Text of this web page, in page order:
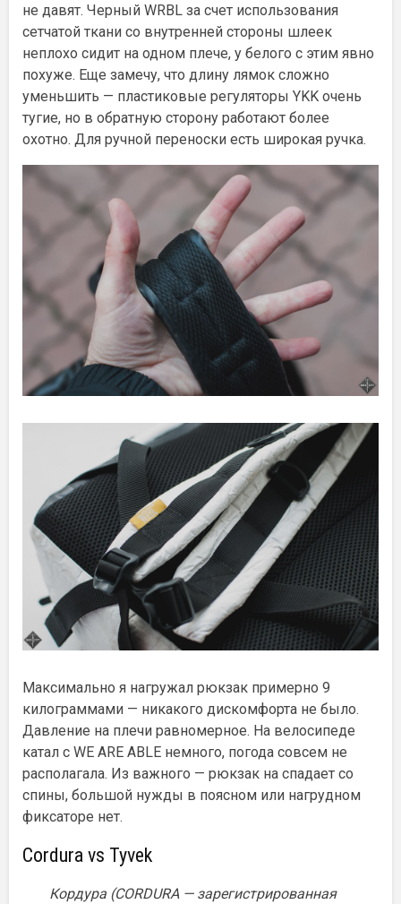
не давят. Черный WRBL за счет использования
сетчатой ткани со внутренней стороны шлеек
неплохо сидит на одном плече, у белого с этим явно
похуже. Еще замечу, что длину лямок сложно
уменьшить — пластиковые регуляторы YKK очень
тугие, но в обратную сторону работают более
охотно. Для ручной переноски есть широкая ручка.
Максимально я нагружал рюкзак примерно 9
килограммами — никакого дискомфорта не было.
Давление на плечи равномерное. На велосипеде
катал с WE ARE ABLE немного, погода совсем не
располагала. Из важного — рюкзак на спадает со
спины, большой нужды в поясном или нагрудном
фиксаторе нет.
Cordura vs Tyvek
Кордура (CORDURA — зарегистрированная